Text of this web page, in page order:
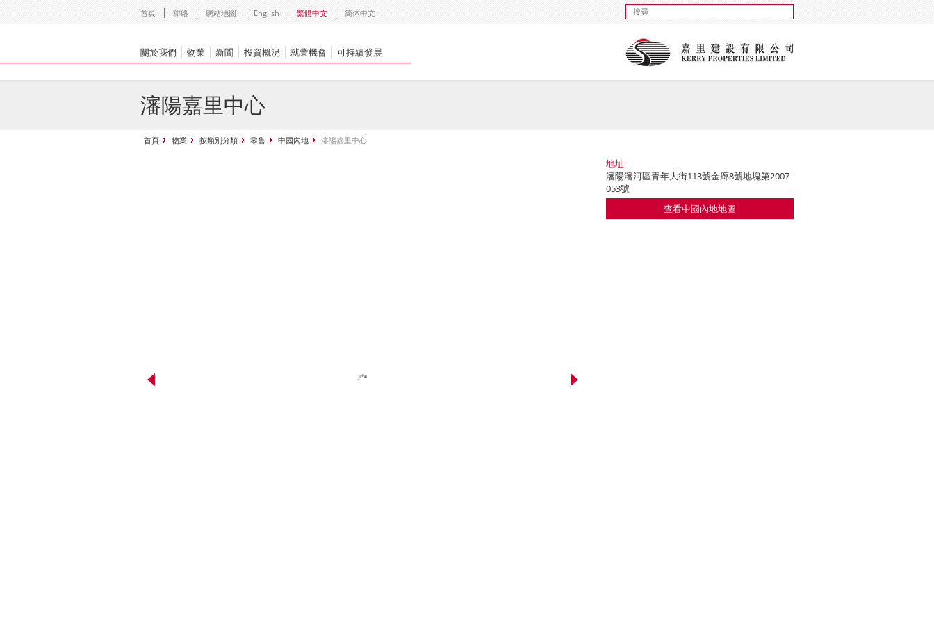
首頁 聯絡 網站地圖 English 繁體中文 简体中文
關於我們 物業 新聞 投資概況 就業機會 可持續發展
瀋陽嘉里中心
首頁 物業 按類別分類 零售 中國內地 瀋陽嘉里中心
地址
瀋陽瀋河區青年大街113號金廊8號地塊第2007-
053號
查看中國內地地圖